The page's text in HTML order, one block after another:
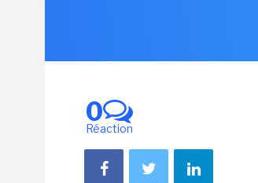
0
Réaction